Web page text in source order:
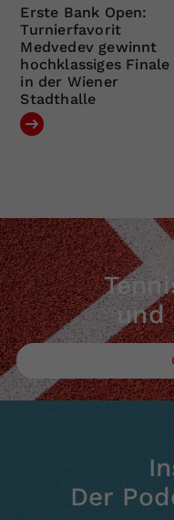
Erste Bank Open:
Turnierfavorit
Medvedev gewinnt
hochklassiges Finale
in der Wiener
Stadthalle
und
Der